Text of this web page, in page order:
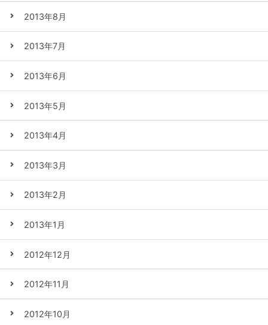
2013年8月
2013年7月
2013年6月
2013年5月
2013年4月
2013年3月
2013年2月
2013年1月
2012年12月
2012年11月
2012年10月